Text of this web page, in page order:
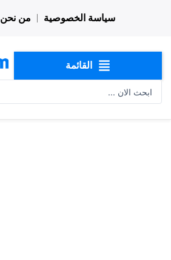
سياسة الخصوصية من نحن
القائمة